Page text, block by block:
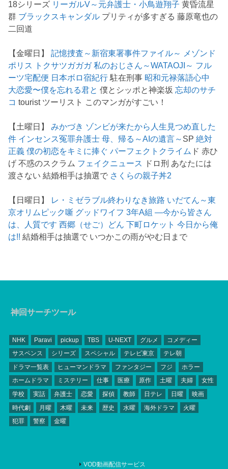
18シリーズ リーガルV～元弁護士・小鳥遊翔子 黄昏流星
群 ブラックスキャンダル プリティが多すぎる 藤原竜也の
二回道
【金曜日】記憶捜査～新宿東署事件ファイル～
メゾンド
ポリス
トクサツガガガ 私のおじさん～WATAOJI～ フル
ーツ宅配便 日本ボロ宿紀行 駐在刑事 昭和元禄落語心中
大恋愛〜僕を忘れる君と 僕とシッポと神楽坂忘却のサチ
コ tourist ツーリスト このマンガがすごい！
【土曜日】みかづき ゾンビが来たから人生見つめ直した
件 インセンス冤罪弁護士 母、帰る～AIの遺言～ SP絶対
正義 僕の初恋をキミに捧ぐ パーフェクトクライム ド 赤ひ
げ 不惑のスクラム フェイクニュース
ドロ刑 あなたには
渡さない 結婚相手は抽選で さくらの親子丼2
【日曜日】 レ・ミゼラブル終わりなき旅路 いだてん～東
京オリムピック噺 グッドワイフ 3年A組 ―今から皆さん
は、人質です 西郷（せご）どん 下町ロケット 今日から俺
は!! 結婚相手は抽選で いつかこの雨がやむ日まで
神回サーチツール
NHK Paravi pickup TBS U-NEXT グルメ
コメディー
サスペンス
シリーズ スペシャル テレビ東京
テレ朝
ドラマ一覧表
ヒューマンドラマ ファンタジー フジ
ホラー
ホームドラマ
ミステリー 仕事 医療 原作 土曜 夫婦
女性
学校
実話 弁護士 恋愛 探偵 教師 日テレ 日曜
映画
時代劇
月曜 木曜 未来 歴史 水曜 海外ドラマ
火曜
犯罪
警察 金曜
VOD動画配信サービス